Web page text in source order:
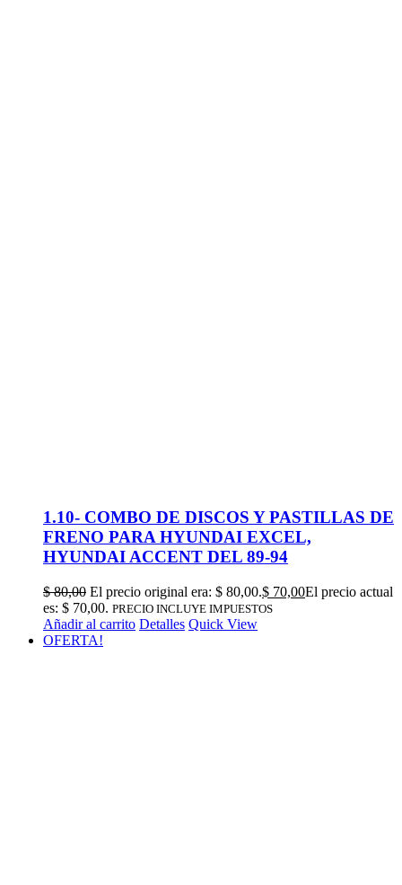
1.10- COMBO DE DISCOS Y PASTILLAS DE
FRENO PARA HYUNDAI EXCEL,
HYUNDAI ACCENT DEL 89-94
$80,00 El precio original era: $ 80,00.$ 70,00El precio actual
es: $ 70,00. PRECIO INCLUYE IMPUESTOS
Añadir al carrito Detalles Quick View
OFERTA!